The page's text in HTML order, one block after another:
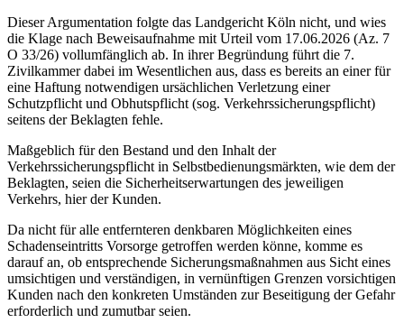
Dieser Argumentation folgte das Landgericht Köln nicht, und wies
die Klage nach Beweisaufnahme mit Urteil vom 17.06.2026 (Az. 7
O 33/26) vollumfänglich ab. In ihrer Begründung führt die 7.
Zivilkammer dabei im Wesentlichen aus, dass es bereits an einer für
eine Haftung notwendigen ursächlichen Verletzung einer
Schutzpflicht und Obhutspflicht (sog. Verkehrssicherungspflicht)
seitens der Beklagten fehle.
Maßgeblich für den Bestand und den Inhalt der
Verkehrssicherungspflicht in Selbstbedienungsmärkten, wie dem der
Beklagten, seien die Sicherheitserwartungen des jeweiligen
Verkehrs, hier der Kunden.
Da nicht für alle entfernteren denkbaren Möglichkeiten eines
Schadenseintritts Vorsorge getroffen werden könne, komme es
darauf an, ob entsprechende Sicherungsmaßnahmen aus Sicht eines
umsichtigen und verständigen, in vernünftigen Grenzen vorsichtigen
Kunden nach den konkreten Umständen zur Beseitigung der Gefahr
erforderlich und zumutbar seien.